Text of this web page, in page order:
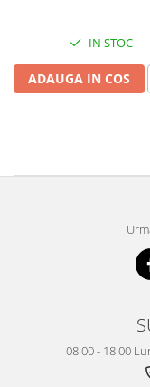
IN STOC
ADAUGA IN COS
08:00 - 18:00